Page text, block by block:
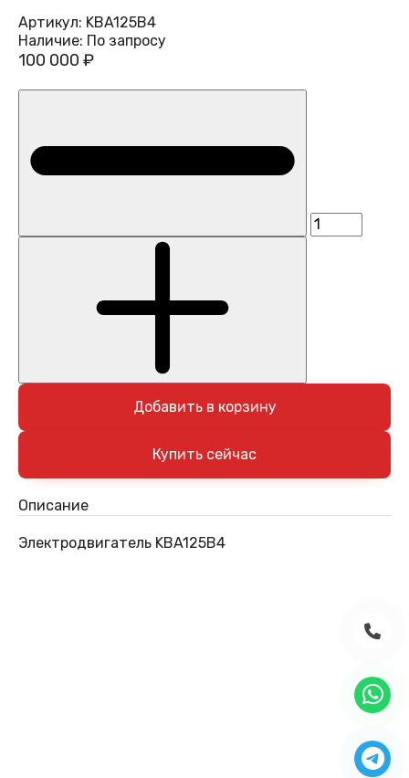
Артикул: KBA125B4
Наличие: По запросу
100 000 ₽
Добавить в корзину
Описание
Электродвигатель KBA125B4